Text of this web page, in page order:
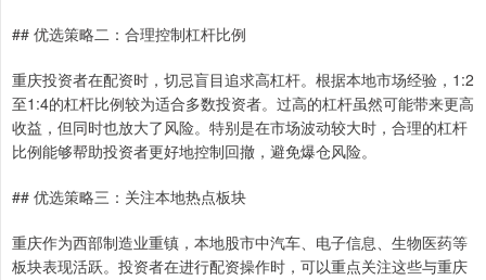
## 优选策略二：合理控制杠杆比例
重庆投资者在配资时，切忌盲目追求高杠杆。根据本地市场经验，1:2
至1:4的杠杆比例较为适合多数投资者。过高的杠杆虽然可能带来更高
收益，但同时也放大了风险。特别是在市场波动较大时，合理的杠杆
比例能够帮助投资者更好地控制回撤，避免爆仓风险。
## 优选策略三：关注本地热点板块
重庆作为西部制造业重镇，本地股市中汽车、电子信息、生物医药等
板块表现活跃。投资者在进行配资操作时，可以重点关注这些与重庆